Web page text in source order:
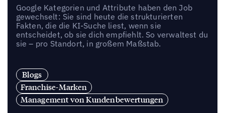
Google Kategorien und Attribute haben den Job
gewechselt: Sie sind heute die strukturierten
Fakten, die die KI-Suche liest, wenn sie
entscheidet, ob sie dich empfiehlt. So verwaltest du
sie – pro Standort, in großem Maßstab.
Blogs
Franchise-Marken
Management von Kundenbewertungen